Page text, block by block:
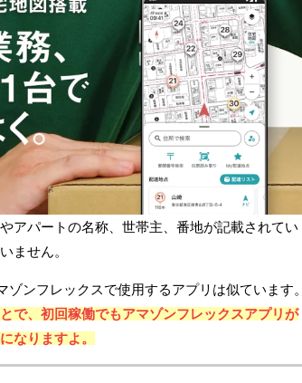
アパートの名称、世帯主、番地が記載されてい
ません。
ゾンフレックスで使用するアプリは似ています。
で、初回稼働でもアマゾンフレックスアプリが
なりますよ。